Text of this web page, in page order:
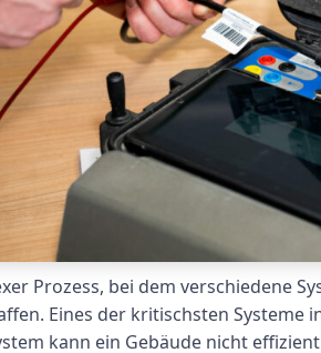
Prozess, bei dem verschiedene
Eines der kritischsten
kann ein Gebäude nicht